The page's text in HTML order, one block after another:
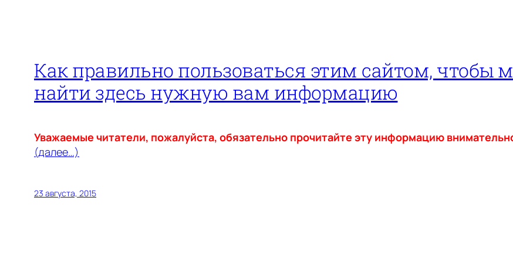
Как правильно пользоваться этим сайтом, чтобы
найти здесь нужную вам информацию
Уважаемые читатели, пожалуйста, обязательно прочитайте эту информацию
(далее…)
23 августа, 2015